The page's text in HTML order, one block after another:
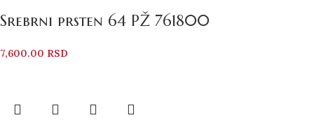
Srebrni prsten 64 PŽ 761800
7,600.00 RSD